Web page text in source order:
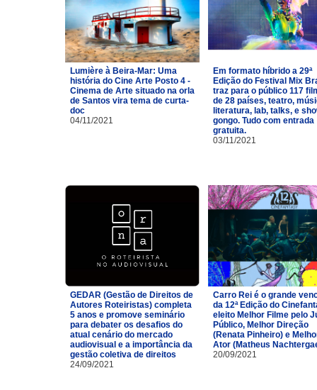
Lumière à Beira-Mar: Uma
história do Cine Arte Posto 4 -
Cinema de Arte situado na orla
de Santos vira tema de curta-
doc
04/11/2021
Em formato híbrido a 29ª
Edição do Festival Mix
traz para o público 117
de 28 países, teatro,
literatura, lab, talks, e
gongo. Tudo com entrada
gratuita.
03/11/2021
GEDAR (Gestão de Direitos de
Autores Roteiristas) completa
5 anos e promove seminário
para debater os desafios do
atual cenário do mercado
audiovisual e a importância da
gestão coletiva de direitos
24/09/2021
Carro Rei é o grande
da 12ª Edição do
eleito Melhor Filme pelo
Público, Melhor Direção
(Renata Pinheiro) e
Ator (Matheus
20/09/2021